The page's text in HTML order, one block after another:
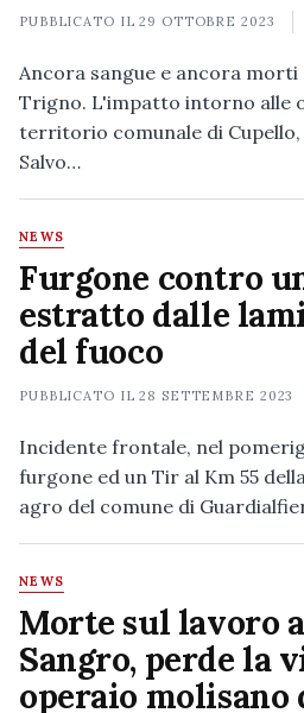
PUBBLICATO IL29 OTTOBRE 2023
Ancora sangue e ancora morti
Trigno. L'impatto intorno alle
territorio comunale di
Salvo…
NEWS
Furgone contro
estratto dalle
del fuoco
PUBBLICATO IL28 SETTEMBRE 2023
Incidente frontale, nel
furgone ed un Tir al Km 55
agro del comune di
NEWS
Morte sul lavoro
Sangro, perde la
operaio molisano